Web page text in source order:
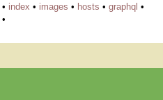
• index • images • hosts • graphql •
•